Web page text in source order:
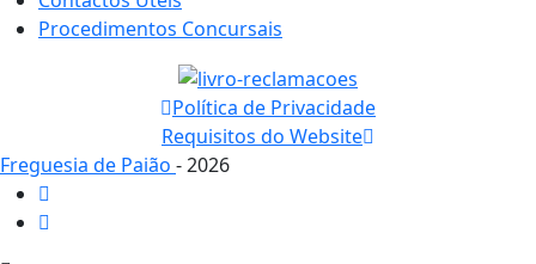
Procedimentos Concursais
Política de Privacidade
Requisitos do Website
Freguesia de Paião - 2026